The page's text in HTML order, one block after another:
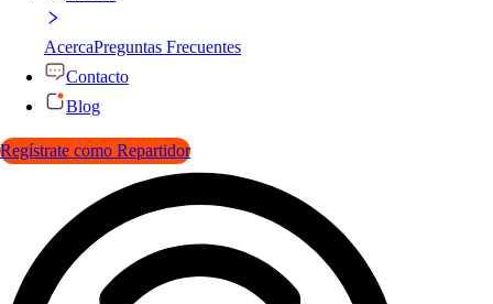
AcercaPreguntas Frecuentes
Contacto
Blog
Regístrate como Repartidor